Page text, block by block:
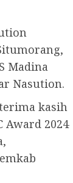
Madina
Nasution.
kasih
Award 2024